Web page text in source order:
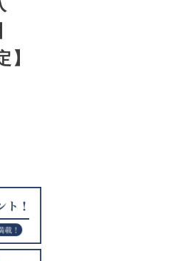
】